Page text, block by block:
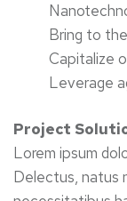
Bring to
Capitalize
Leverage
Project
Lorem ipsum
Delectus, natus